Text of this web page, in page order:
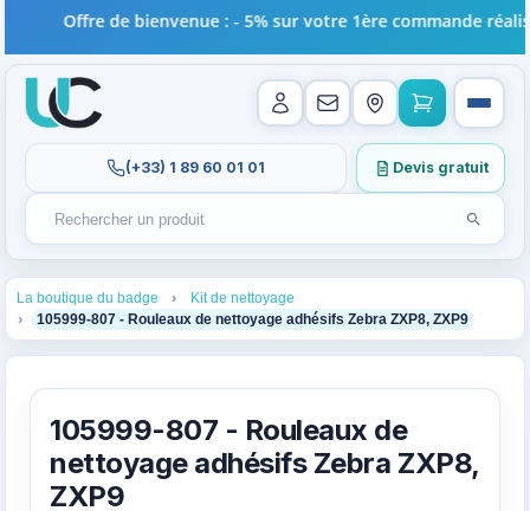
Rechercher un produit
Recherches récentes au focus. Tapez au moins 2
Lancer
(+33) 1 89 60 01 01 Devis gratuit
Offre de bienvenue : - 5% sur votre 1ère commande
La boutique du badge Kit de nettoyage
105999-807 - Rouleaux de nettoyage adhésifs Zebra ZXP8, ZXP9 4
105999-807 - Rouleaux de
nettoyage adhésifs Zebra ZXP8,
ZXP9